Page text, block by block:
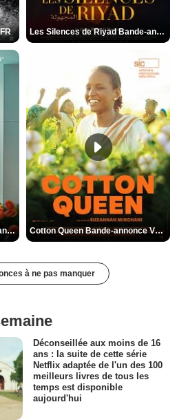
Les Silences de Riyad Bande-annonce VO STFR
Des Fleurs pour Tokyo Bande-annonce VO STFR Cotton Queen Bande-annonce VO STFR
à ne pas manquer
Déconseillée aux moins de 16
ans : la suite de cette série
Netflix adaptée de l'un des 100
meilleurs livres de tous les
temps est disponible
aujourd'hui